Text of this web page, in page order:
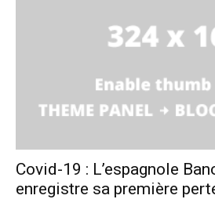
Covid-19 : L’espagnole
enregistre sa première